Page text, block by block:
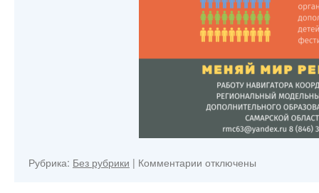
Рубрика: Без рубрики | Комментарии котключены